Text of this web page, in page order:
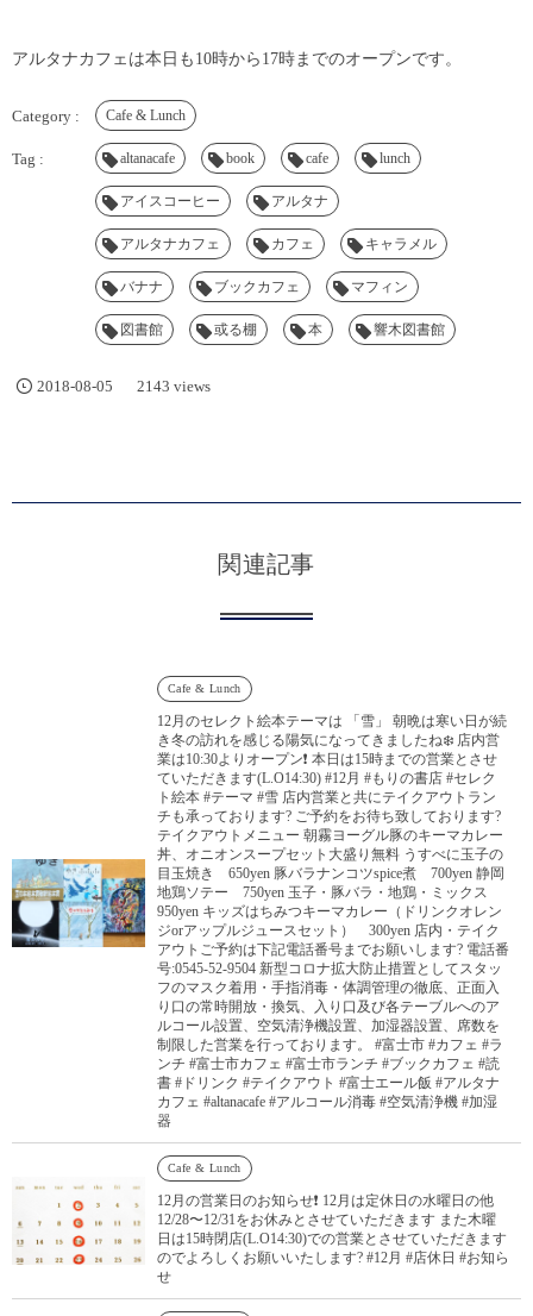
アルタナカフェは本日も10時から17時までのオープンです。
Cafe & Lunch
altanacafe book cafe lunch
アイスコーヒー アルタナ
アルタナカフェ カフェ キャラメル
バナナ ブックカフェ マフィン
図書館 或る棚 本 響木図書館
2018-08-05 2143 views
関連記事
Cafe & Lunch
12月のセレクト絵本テーマは 「雪」 朝晩は寒い日が続
き冬の訪れを感じる陽気になってきましたね❄️ 店内営
業は10:30よりオープン❗️ 本日は15時までの営業とさせ
ていただきます(L.O14:30) #12月 #もりの書店 #セレク
ト絵本 #テーマ #雪 店内営業と共にテイクアウトラン
チも承っております? ご予約をお待ち致しております?
テイクアウトメニュー 朝霧ヨーグル豚のキーマカレー
丼、オニオンスープセット大盛り無料 うすべに玉子の
目玉焼き 650yen 豚バラナンコツspice煮 700yen 静岡
地鶏ソテー 750yen 玉子・豚バラ・地鶏・ミックス
950yen キッズはちみつキーマカレー（ドリンクオレン
ジorアップルジュースセット） 300yen 店内・テイク
アウトご予約は下記電話番号までお願いします? 電話番
号:0545-52-9504 新型コロナ拡大防止措置としてスタッ
フのマスク着用・手指消毒・体調管理の徹底、正面入
り口の常時開放・換気、入り口及び各テーブルへのア
ルコール設置、空気清浄機設置、加湿器設置、席数を
制限した営業を行っております。 #富士市 #カフェ #ラ
ンチ #富士市カフェ #富士市ランチ #ブックカフェ #読
書 #ドリンク #テイクアウト #富士エール飯 #アルタナ
カフェ #altanacafe #アルコール消毒 #空気清浄機 #加湿
器
Cafe & Lunch
12月の営業日のお知らせ❗️ 12月は定休日の水曜日の他
12/28〜12/31をお休みとさせていただきます また木曜
日は15時閉店(L.O14:30)での営業とさせていただきます
のでよろしくお願いいたします? #12月 #店休日 #お知ら
せ